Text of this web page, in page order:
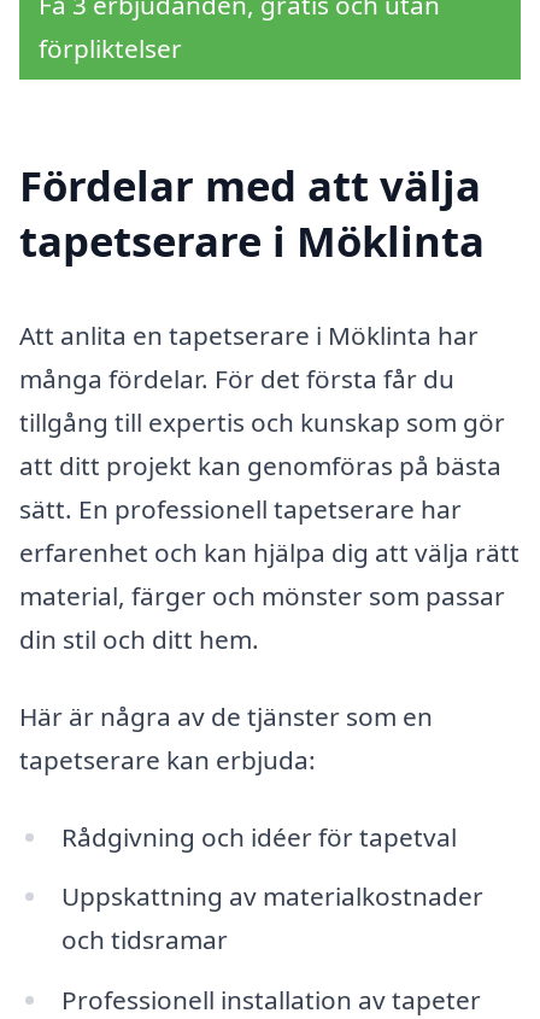
förpliktelser
Fördelar med att välja
tapetserare i Möklinta
Att anlita en tapetserare i Möklinta har
många fördelar. För det första får du
tillgång till expertis och kunskap som gör
att ditt projekt kan genomföras på bästa
sätt. En professionell tapetserare har
erfarenhet och kan hjälpa dig att välja rätt
material, färger och mönster som passar
din stil och ditt hem.
Här är några av de tjänster som en
tapetserare kan erbjuda:
Rådgivning och idéer för tapetval
Uppskattning av materialkostnader
och tidsramar
Professionell installation av tapeter